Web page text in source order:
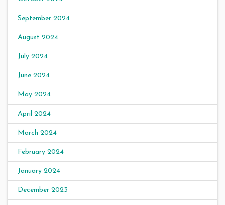
September 2024
August 2024
July 2024
June 2024
May 2024
April 2024
March 2024
February 2024
January 2024
December 2023